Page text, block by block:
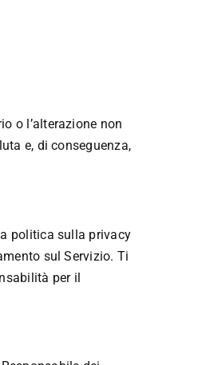
o l’alterazione non
e, di conseguenza,
politica sulla privacy
sul Servizio. Ti
per il